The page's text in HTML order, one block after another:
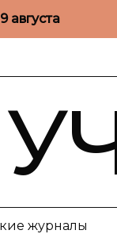
августа
журналы